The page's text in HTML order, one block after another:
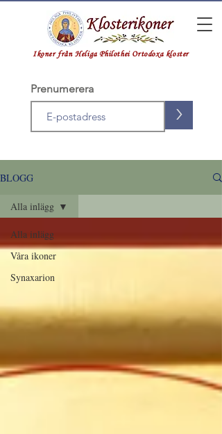
Ikoner från Heliga Philothei Ortodoxa kloster
Prenumerera
>
BLOGG
Alla inlägg
Våra ikoner
Synaxarion
Alla inlägg